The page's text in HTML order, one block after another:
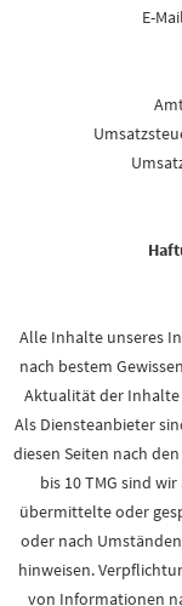
E-
Alle Inhalte unseres
nach bestem
Aktualität der Inhalte
Als Diensteanbieter
diesen Seiten nach
bis 10 TMG sind
übermittelte oder
oder nach
hinweisen.
von Informationen